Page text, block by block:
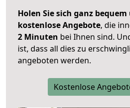
Holen Sie sich ganz
kostenlose Angebote, die
2 Minuten bei Ihnen sind.
ist, dass all dies zu
angeboten werden.
Kostenlose